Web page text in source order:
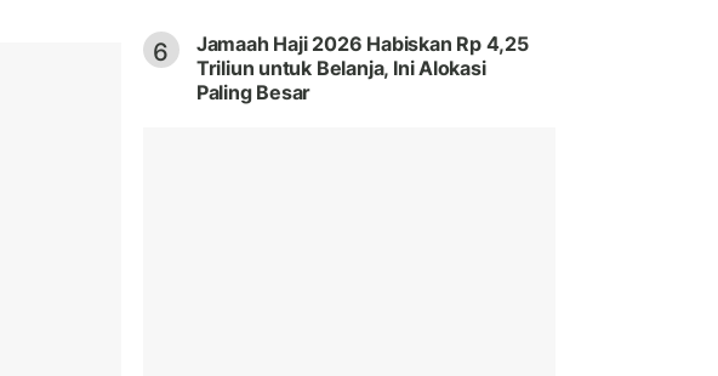
6
Jamaah Haji 2026 Habiskan Rp 4,25
Triliun untuk Belanja, Ini Alokasi
Paling Besar